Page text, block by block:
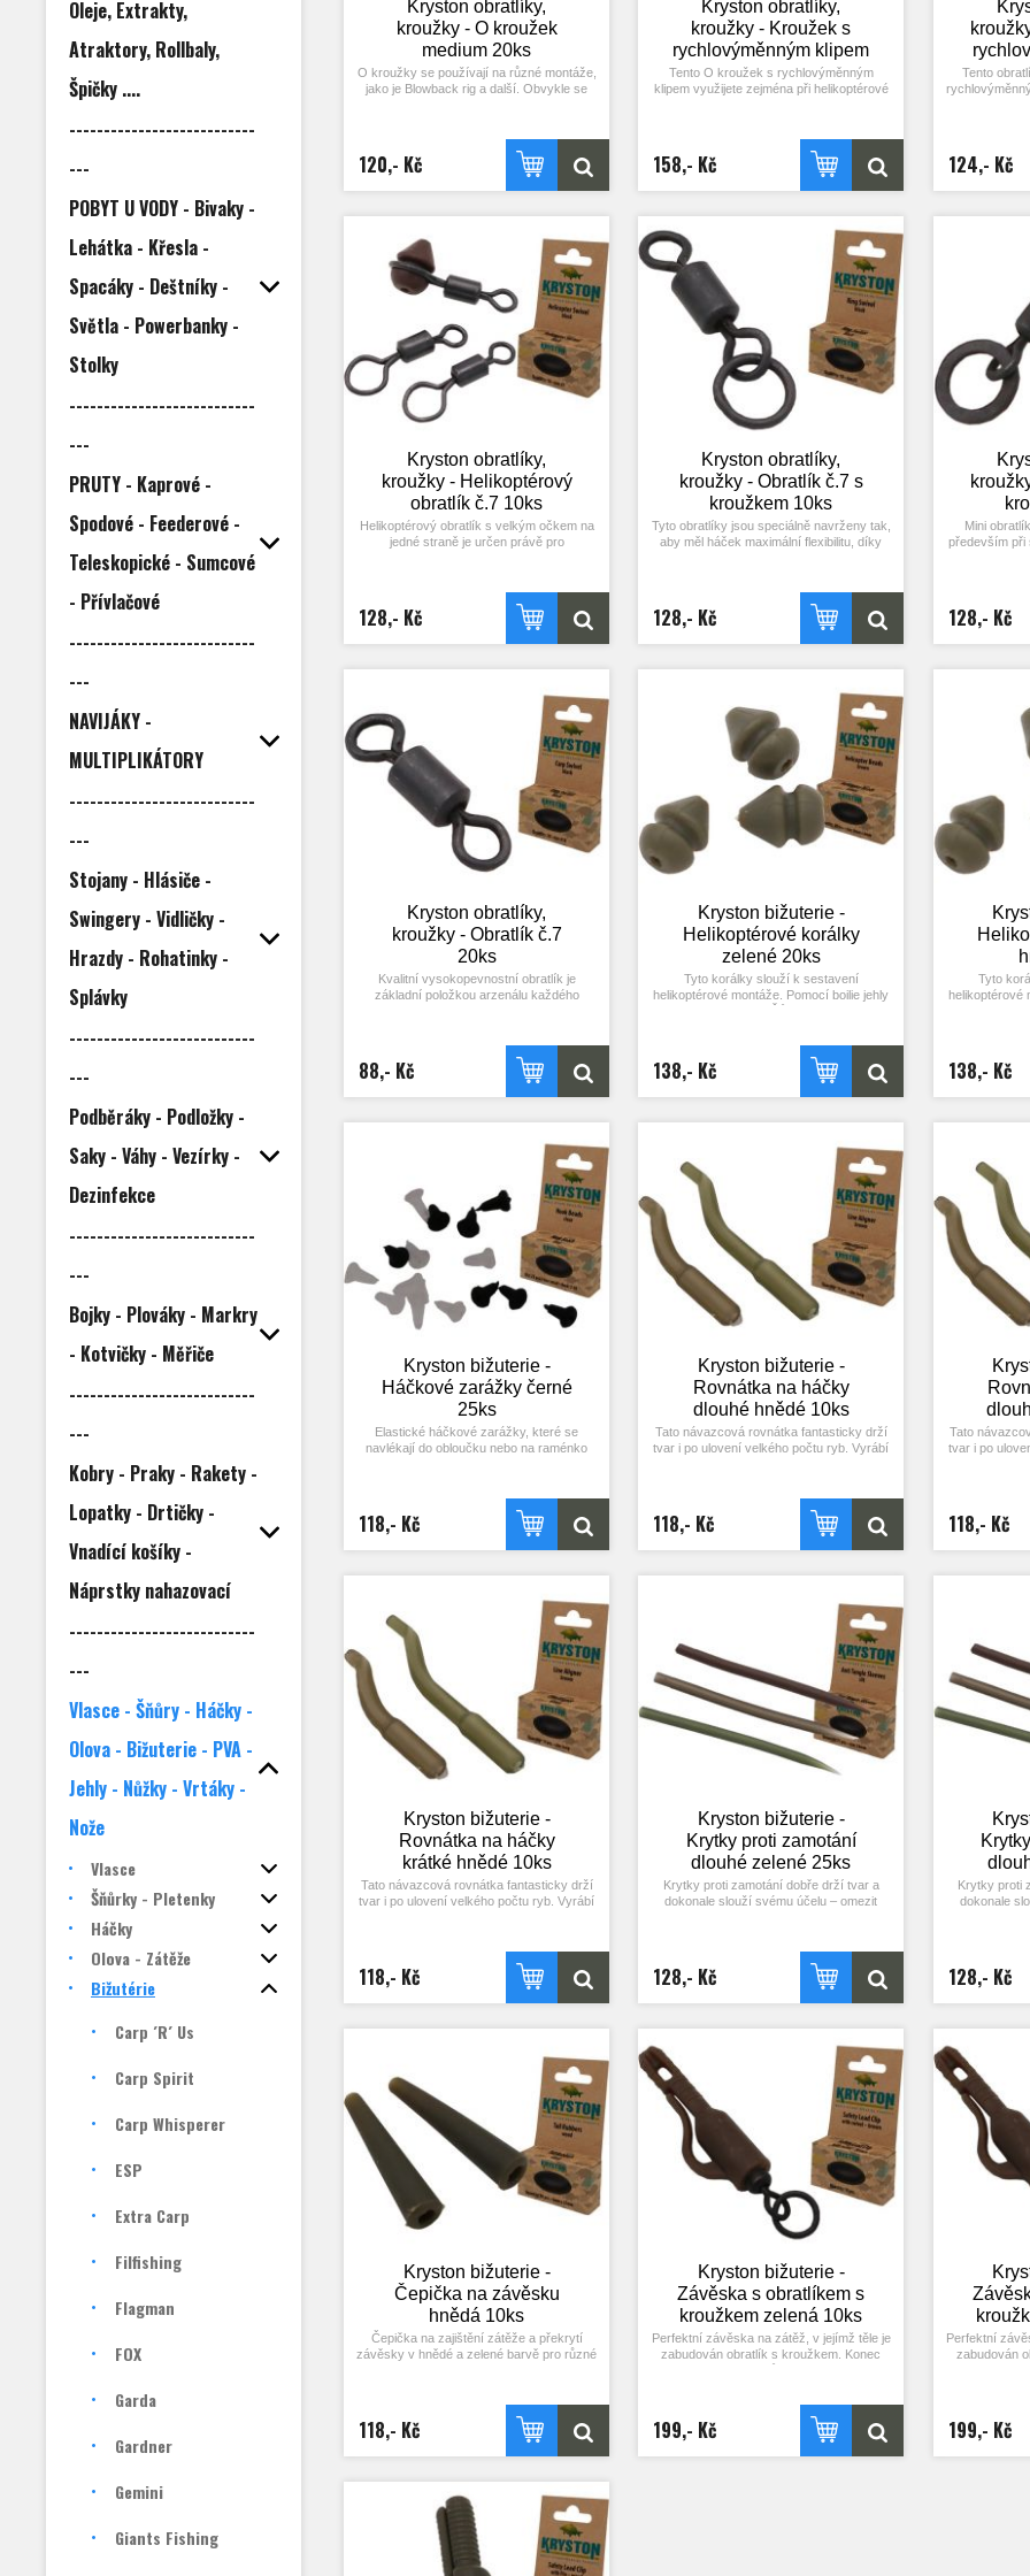
Oleje, Extrakty,
Atraktory, Rollbaly,
Špičky ....
---------------------------
---
POBYT U VODY - Bivaky -
Lehátka - Křesla -
Spacáky - Deštníky -
Světla - Powerbanky -
Stolky
---------------------------
---
PRUTY - Kaprové -
Spodové - Feederové -
Teleskopické - Sumcové
- Přívlačové
---------------------------
---
NAVIJÁKY -
MULTIPLIKÁTORY
---------------------------
---
Stojany - Hlásiče -
Swingery - Vidličky -
Hrazdy - Rohatinky -
Splávky
---------------------------
---
Podběráky - Podložky -
Saky - Váhy - Vezírky -
Dezinfekce
---------------------------
---
Bojky - Plováky - Markry
- Kotvičky - Měřiče
---------------------------
---
Kobry - Praky - Rakety -
Lopatky - Drtičky -
Vnadící košíky -
Náprstky nahazovací
---------------------------
---
Vlasce - Šňůry - Háčky -
Olova - Bižuterie - PVA -
Jehly - Nůžky - Vrtáky -
Nože
Vlasce
Šňůrky - Pletenky
Háčky
Olova - Zátěže
Bižutérie
Carp ´R´ Us
Carp Spirit
Carp Whisperer
ESP
Extra Carp
Filfishing
Flagman
FOX
Garda
Gardner
Gemini
Giants Fishing
Kryston obratlíky,
kroužky - O kroužek
medium 20ks
O kroužky se používají na různé montáže,
jako je Blowback rig a další. Obvykle se
pohubují mezi háčkovými zarážkami.
Mohou jimi být i spojovány různé druhy
návazců při vytváření kombinovaných
120,- Kč
Kryston obratlíky,
kroužky - Kroužek s
rychlovýměnným klipem
10ks
Tento O kroužek s rychlovýměnným
klipem využijete zejména při helikoptérové
158,- Kč
Tento
124,- Kč
Kryston obratlíky,
kroužky - Helikoptérový
obratlík č.7 10ks
Helikoptérový obratlík s velkým očkem na
jedné straně je určen právě pro
korálku, nebo jej můžete i nasadit přímo na
montáž, kdy bude mít výhodu snadného
128,- Kč
Kryston obratlíky,
kroužky - Obratlík č.7 s
kroužkem 10ks
Tyto obratlíky jsou speciálně navrženy tak,
aby měl háček maximální flexibilitu, díky
návazců, zejména při použití fluorocarbonu
a potahovaných šňůrek. 10ks.
128,- Kč
Mini
především při
128,- Kč
Kryston obratlíky,
kroužky - Obratlík č.7
20ks
Kvalitní vysokopevnostní obratlík je
základní položkou arzenálu každého
snadno zapadne. 20ks.
88,- Kč
Kryston bižuterie -
Helikoptérové korálky
zelené 20ks
Tyto korálky slouží k sestavení
helikoptérové montáže. Pomocí boilie jehly
poté na ně nasaďte helikoptérový obratlík.
Mohou být též použity jako úniková
zarážka při sestavení různých montáží.
138,- Kč
Tyto
helikoptérové
poté na ně
Mohou
zarážka při
138,- Kč
Kryston bižuterie -
Háčkové zarážky černé
25ks
Elastické háčkové zarážky, které se
navlékají do obloučku nebo na raménko
háčku a v neposlední řadě napomáhají
lepšímu zaseknutí do tlamky kapra.
Vhodné pro tvorbu různých druhů
118,- Kč
Kryston bižuterie -
Rovnátka na háčky
dlouhé hnědé 10ks
Tato návazcová rovnátka fantasticky drží
tvar i po ulovení velkého počtu ryb. Vyrábí
barevných provedení – zelená a hnědá.
Rovnátko můžete i zkrátit, pokud si to
situace vyžaduje. Jinak jej stačí jednoduše
je samozřejmě možné používat
118,- Kč
Tato
tvar i po
barevných
Rovnátko
situace
je
118,- Kč
Kryston bižuterie -
Rovnátka na háčky
krátké hnědé 10ks
Tato návazcová rovnátka fantasticky drží
tvar i po ulovení velkého počtu ryb. Vyrábí
barevných provedení – zelená a hnědá.
Rovnátko můžete i zkrátit, pokud si to
situace vyžaduje. Jinak jej stačí jednoduše
je samozřejmě možné používat
118,- Kč
Kryston bižuterie -
Krytky proti zamotání
dlouhé zelené 25ks
Krytky proti zamotání dobře drží tvar a
dokonale slouží svému účelu – omezit
a zelené barvě pro různé povrchy dna.
128,- Kč
Krytky proti
dokonale
a zelené
128,- Kč
Kryston bižuterie -
Čepička na závěsku
hnědá 10ks
Čepička na zajištění zátěže a překrytí
závěsky v hnědé a zelené barvě pro různé
118,- Kč
Kryston bižuterie -
Závěska s obratlíkem s
kroužkem zelená 10ks
Perfektní závěska na zátěž, v jejímž těle je
zabudován obratlík s kroužkem. Konec
závěsce, přetáhnete čepičku přes závěsku
a můžete nahazovat. Balení 10 ks.
199,- Kč
Perfektní
zabudován
závěsce,
a můžete
199,- Kč